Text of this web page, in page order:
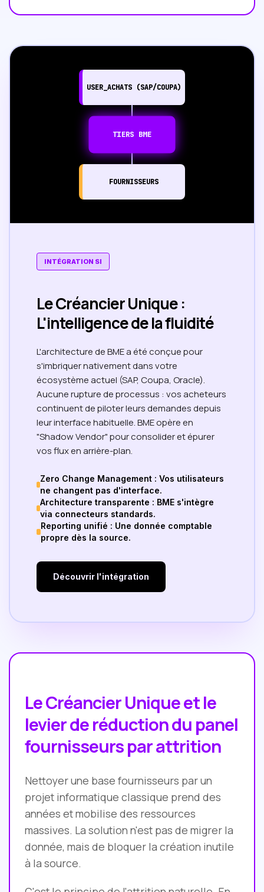
USER_ACHATS (SAP/COUPA)
TIERS BME
FOURNISSEURS
INTÉGRATION SI
Le Créancier Unique :
L'intelligence de la fluidité
L'architecture de BME a été conçue pour
s'imbriquer nativement dans votre
écosystème actuel (SAP, Coupa, Oracle).
Aucune rupture de processus : vos acheteurs
continuent de piloter leurs demandes depuis
leur interface habituelle. BME opère en
"Shadow Vendor" pour consolider et épurer
vos flux en arrière-plan.
Zero Change Management : Vos utilisateurs
ne changent pas d'interface.
Architecture transparente : BME s'intègre
via connecteurs standards.
Reporting unifié : Une donnée comptable
propre dès la source.
Découvrir l'intégration
Le Créancier Unique et le
levier de réduction du panel
fournisseurs par attrition
Nettoyer une base fournisseurs par un
projet informatique classique prend des
années et mobilise des ressources
massives. La solution n'est pas de migrer la
donnée, mais de bloquer la création inutile
à la source.